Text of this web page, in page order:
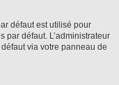
défaut est utilisé pour
par défaut. L’administrateur
via votre panneau de